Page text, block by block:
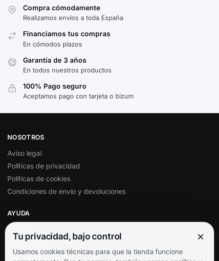
Compra cómodamente
Realizamos envíos a toda España
Financiamos tus compras
En cómodos plazos
Garantía de 3 años
En todos nuestros productos
100% Pago seguro
Aceptamos pago con tarjeta o bizum
NOSOTROS
Aviso legal
Políticas de privacidad
Políticas de cookies
Condiciones de envío y devoluciones
AYUDA
Soporte al cliente
Contacto
Tu privacidad, bajo control ×
Usamos cookies técnicas para que la tienda funcione